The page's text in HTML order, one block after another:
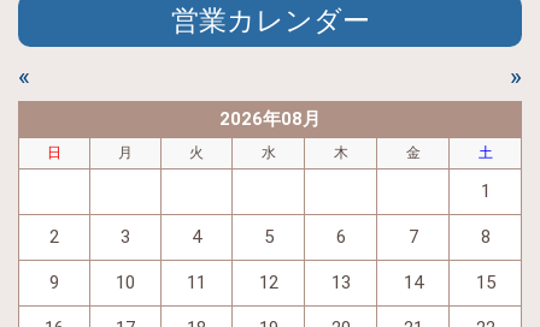
営業カレンダー
« »
2026年08月
日 月 火 水 木 金 土
1
2 3 4 5 6 7 8
9 10 11 12 13 14 15